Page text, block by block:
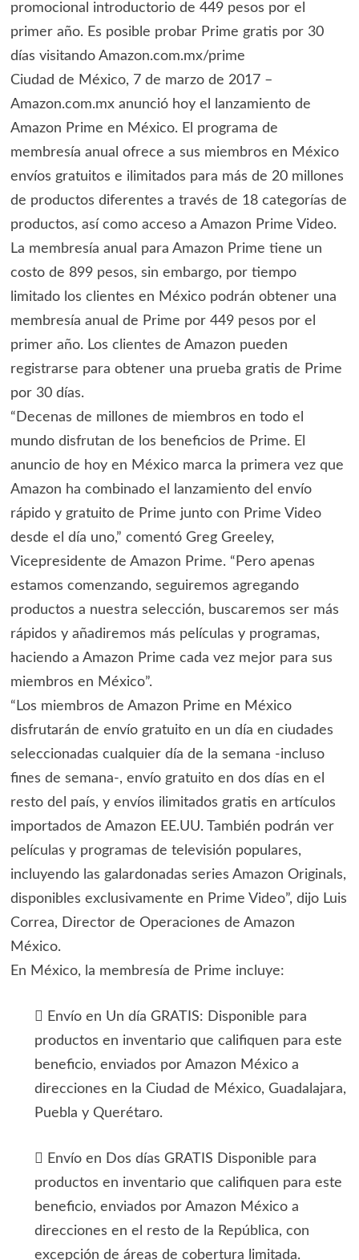
promocional introductorio de 449 pesos por el
primer año. Es posible probar Prime gratis por 30
días visitando Amazon.com.mx/prime
Ciudad de México, 7 de marzo de 2017 –
Amazon.com.mx anunció hoy el lanzamiento de
Amazon Prime en México. El programa de
membresía anual ofrece a sus miembros en México
envíos gratuitos e ilimitados para más de 20 millones
de productos diferentes a través de 18 categorías de
productos, así como acceso a Amazon Prime Video.
La membresía anual para Amazon Prime tiene un
costo de 899 pesos, sin embargo, por tiempo
limitado los clientes en México podrán obtener una
membresía anual de Prime por 449 pesos por el
primer año. Los clientes de Amazon pueden
registrarse para obtener una prueba gratis de Prime
por 30 días.
“Decenas de millones de miembros en todo el
mundo disfrutan de los beneficios de Prime. El
anuncio de hoy en México marca la primera vez que
Amazon ha combinado el lanzamiento del envío
rápido y gratuito de Prime junto con Prime Video
desde el día uno,” comentó Greg Greeley,
Vicepresidente de Amazon Prime. “Pero apenas
estamos comenzando, seguiremos agregando
productos a nuestra selección, buscaremos ser más
rápidos y añadiremos más películas y programas,
haciendo a Amazon Prime cada vez mejor para sus
miembros en México”.
“Los miembros de Amazon Prime en México
disfrutarán de envío gratuito en un día en ciudades
seleccionadas cualquier día de la semana -incluso
fines de semana-, envío gratuito en dos días en el
resto del país, y envíos ilimitados gratis en artículos
importados de Amazon EE.UU. También podrán ver
películas y programas de televisión populares,
incluyendo las galardonadas series Amazon Originals,
disponibles exclusivamente en Prime Video”, dijo Luis
Correa, Director de Operaciones de Amazon
México.
En México, la membresía de Prime incluye:
 Envío en Un día GRATIS: Disponible para
productos en inventario que califiquen para este
beneficio, enviados por Amazon México a
direcciones en la Ciudad de México, Guadalajara,
Puebla y Querétaro.
 Envío en Dos días GRATIS Disponible para
productos en inventario que califiquen para este
beneficio, enviados por Amazon México a
direcciones en el resto de la República, con
excepción de áreas de cobertura limitada.